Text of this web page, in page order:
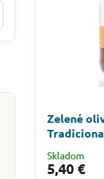
Zelené
Skladom
5,40 €